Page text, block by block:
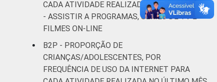
CADA ATIVIDADE REALIZADA NO ÚLTIMO MÊS
- ASSISTIR A PROGRAMAS, SÉRIES DE TV E
FILMES ON-LINE
B2P - PROPORÇÃO DE
CRIANÇAS/ADOLESCENTES, POR
FREQUÊNCIA DE USO DA INTERNET PARA